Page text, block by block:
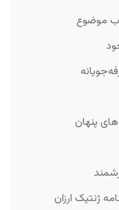
موضوع
پنهان
ژنتیک ارزان